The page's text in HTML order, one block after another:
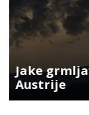
Jake
Austrije